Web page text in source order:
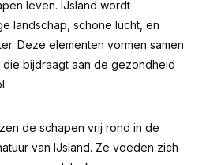
leven. IJsland wordt
landschap, schone lucht, en
Deze elementen vormen samen
bijdraagt aan de gezondheid
de schapen vrij rond in de
van IJsland. Ze voeden zich